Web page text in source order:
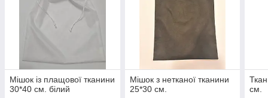
Мішок із плащової тканини
30*40 см. білий
Мішок з нетканої тканини
25*30 см.
см.